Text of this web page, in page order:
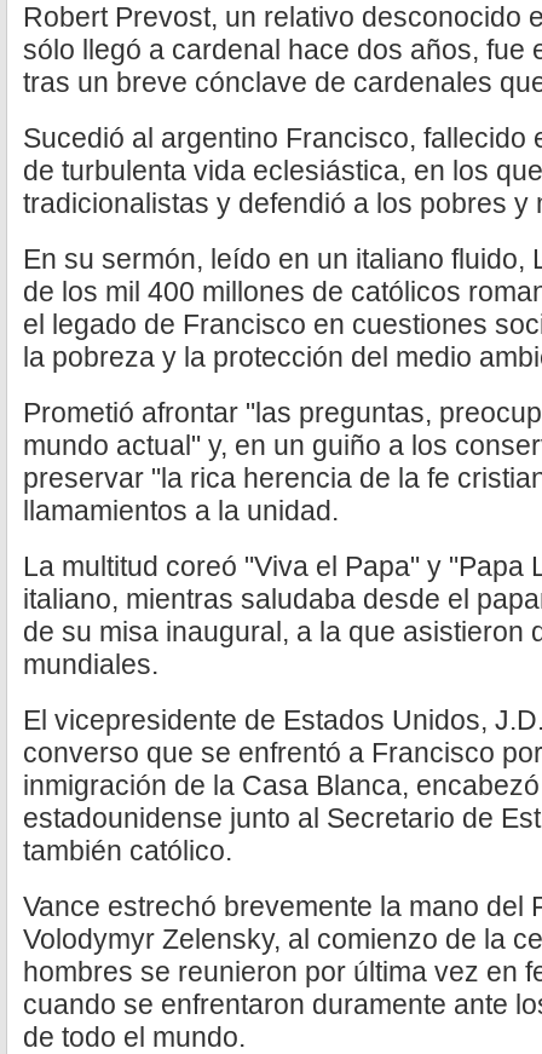
Robert Prevost, un relativo desconocido
sólo llegó a cardenal hace dos años, fue
tras un breve cónclave de cardenales
Sucedió al argentino Francisco, fallecido
de turbulenta vida eclesiástica, en los
tradicionalistas y defendió a los pobres y
En su sermón, leído en un italiano fluido,
de los mil 400 millones de católicos
el legado de Francisco en cuestiones
la pobreza y la protección del medio
Prometió afrontar "las preguntas,
mundo actual" y, en un guiño a los
preservar "la rica herencia de la fe
llamamientos a la unidad.
La multitud coreó "Viva el Papa" y "Papa
italiano, mientras saludaba desde el
de su misa inaugural, a la que asistieron
mundiales.
El vicepresidente de Estados Unidos,
converso que se enfrentó a Francisco
inmigración de la Casa Blanca,
estadounidense junto al Secretario de
también católico.
Vance estrechó brevemente la mano del
Volodymyr Zelensky, al comienzo de la
hombres se reunieron por última vez en
cuando se enfrentaron duramente ante
de todo el mundo.